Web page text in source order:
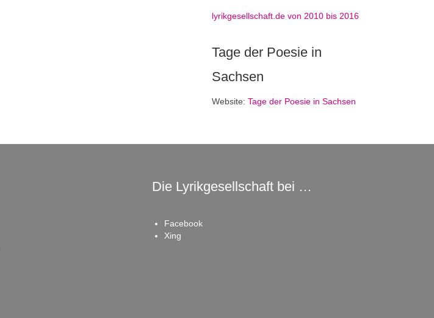
lyrikgesellschaft.de von 2010 bis 2016
Tage der Poesie in
Sachsen
Website: Tage der Poesie in Sachsen
Die Lyrikgesellschaft bei …
Facebook
Xing